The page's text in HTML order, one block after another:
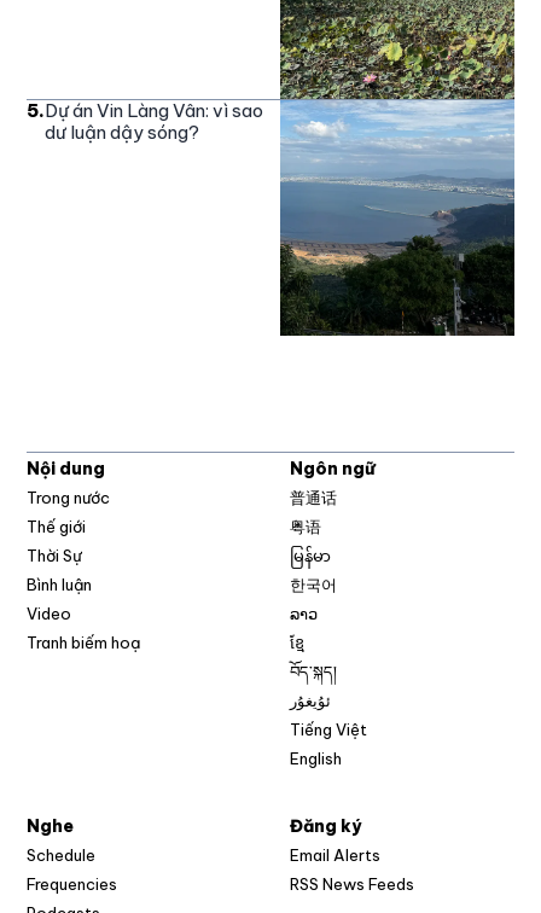
5.Dự án Vin Làng Vân: vì sao
dư luận dậy sóng?
Nội dung
Trong nước
Thế giới
Thời Sự
Bình luận
Video
Tranh biếm hoạ
Ngôn ngữ
普通话
粤语
မြန်မာ
한국어
ລາວ
ខ្មែ
བོད་སྐད།
ئۇيغۇر
Tiếng Việt
English
Nghe
Schedule
Frequencies
Đăng ký
Email Alerts
RSS News Feeds